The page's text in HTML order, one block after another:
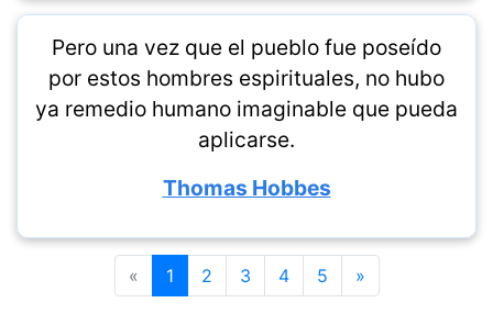
Pero una vez que el pueblo fue poseído
por estos hombres espirituales, no hubo
ya remedio humano imaginable que pueda
aplicarse.
Thomas Hobbes
« 1 2 3 4 5 »